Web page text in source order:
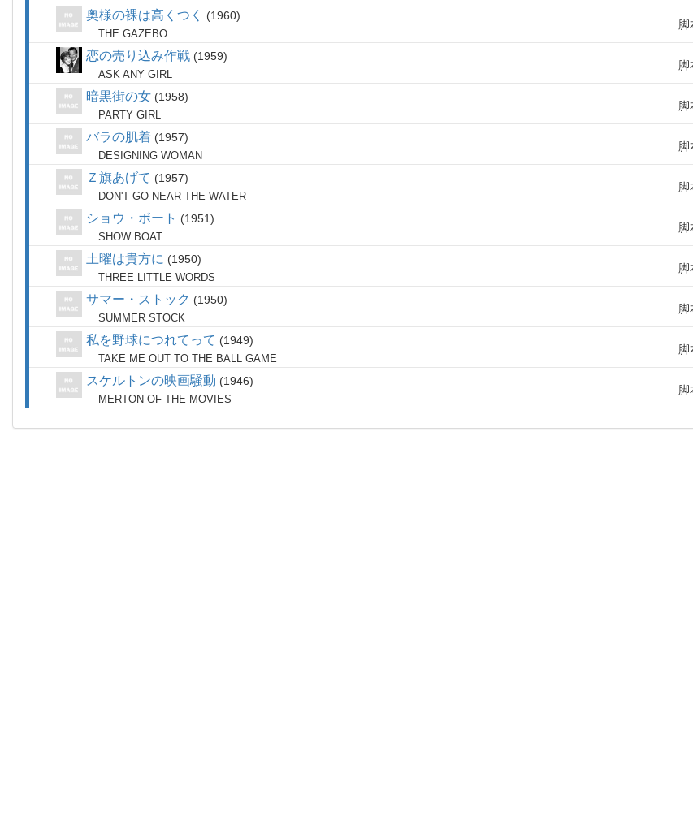
奥様の裸は高くつく 1960
THE GAZEBO
脚
恋の売り込み作戦 1959
ASK ANY GIRL
脚
暗黒街の女 1958
PARTY GIRL
脚
バラの肌着 1957
DESIGNING WOMAN
脚
Ｚ旗あげて 1957
DON'T GO NEAR THE WATER
脚
ショウ・ボート 1951
SHOW BOAT
脚
土曜は貴方に 1950
THREE LITTLE WORDS
脚
サマー・ストック 1950
SUMMER STOCK
脚
私を野球につれてって 1949
TAKE ME OUT TO THE BALL GAME
脚
スケルトンの映画騒動 1946
MERTON OF THE MOVIES
脚